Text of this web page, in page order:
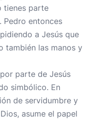
tienes parte
Pedro entonces
a Jesús que
también las manos y
parte de Jesús
simbólico. En
de servidumbre y
asume el papel